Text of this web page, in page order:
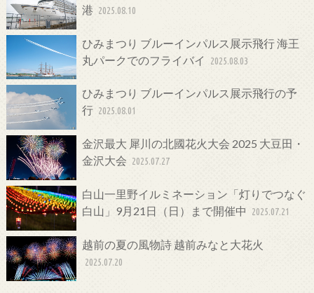
港 2025.08.10
ひみまつり ブルーインパルス展示飛行 海王
丸パークでのフライバイ
2025.08.03
ひみまつり ブルーインパルス展示飛行の予
行 2025.08.01
金沢最大 犀川の北國花火大会 2025 大豆田・
金沢大会 2025.07.27
白山一里野イルミネーション「灯りでつなぐ
白山」9月21日（日）まで開催中
2025.07.21
越前の夏の風物詩 越前みなと大花火
2025.07.20